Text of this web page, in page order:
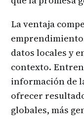
La ventaja
datos locales y
contexto.
información de
ofrecer
globales, más